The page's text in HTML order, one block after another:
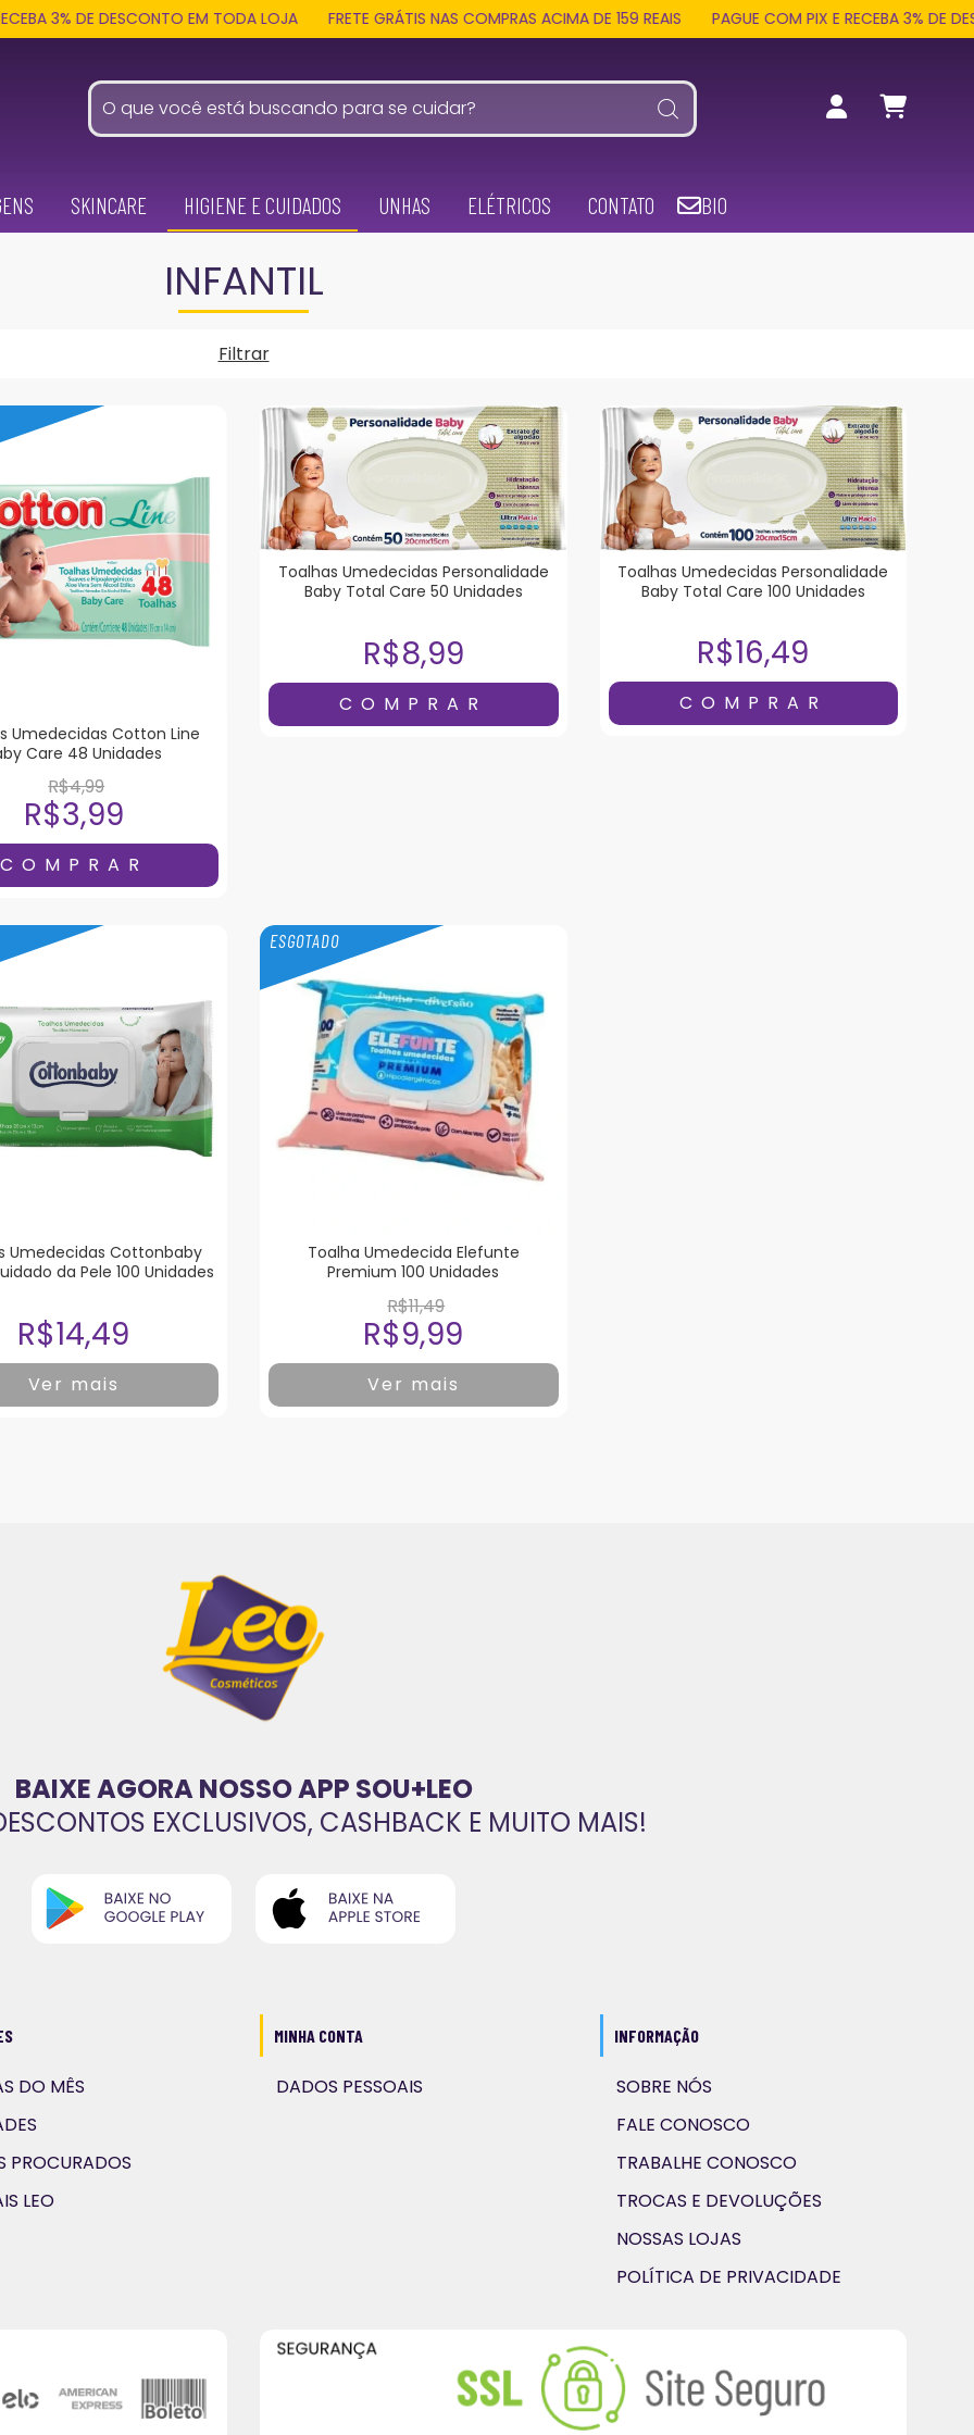
3% DE DESCONTO EM TODA LOJA FRETE GRÁTIS NAS COMPRAS ACIMA DE 159 REAIS PAGUE COM PIX E RECEBA 3% DE
SKINCARE HIGIENE E CUIDADOS UNHAS ELÉTRICOS CONTATO BIO
INFANTIL
Filtrar
Umedecidas Cotton Line
Care 48 Unidades
R$4,99
R$3,99
Toalhas Umedecidas Personalidade
Baby Total Care 50 Unidades
R$8,99
Toalhas Umedecidas Personalidade
Baby Total Care 100 Unidades
R$16,49
Umedecidas Cottonbaby
da Pele 100 Unidades
R$14,49
Ver mais
ESGOTADO
Toalha Umedecida Elefunte
Premium 100 Unidades
R$11,49
R$9,99
Ver mais
BAIXE AGORA NOSSO APP SOU+LEO
EXCLUSIVOS, CASHBACK E MUITO MAIS!
DO MÊS
PROCURADOS
LEO
MINHA CONTA
DADOS PESSOAIS
INFORMAÇÃO
SOBRE NÓS
FALE CONOSCO
TRABALHE CONOSCO
TROCAS E DEVOLUÇÕES
NOSSAS LOJAS
POLÍTICA DE PRIVACIDADE